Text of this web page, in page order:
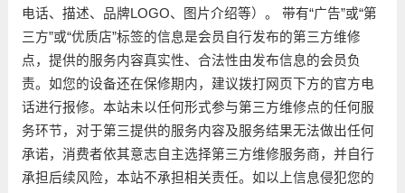
电话、描述、品牌LOGO、图片介绍等）。 带有“广告”或“第
三方”或“优质店”标签的信息是会员自行发布的第三方维修
点，提供的服务内容真实性、合法性由发布信息的会员负
责。如您的设备还在保修期内，建议拨打网页下方的官方电
话进行报修。本站未以任何形式参与第三方维修点的任何服
务环节，对于第三提供的服务内容及服务结果无法做出任何
承诺，消费者依其意志自主选择第三方维修服务商，并自行
承担后续风险，本站不承担相关责任。如以上信息侵犯您的